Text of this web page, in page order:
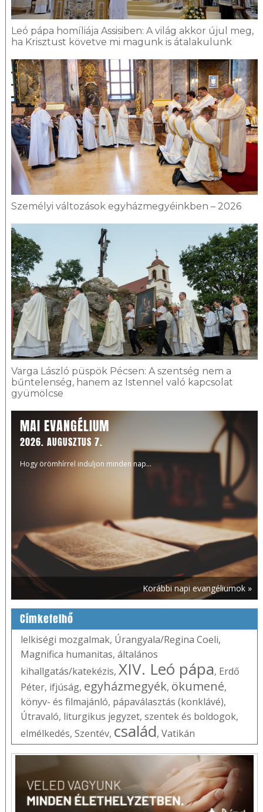
Leó pápa homíliája Assisiben: A világ akkor újul meg,
ha Krisztust követve mi magunk is átalakulunk
Személyi változások egyházmegyéinkben – 2026
Varga László püspök Pécsen: A szentség nem a
bűntelenség, hanem az Istennel való kapcsolat
gyümölcse
MAI EVANGÉLIUM
2026. AUGUSZTUS 7.
Hogy örömhírrel induljon minden nap...
Korábbi napi evangéliumok »
Címkefelhő
lelkiségi mozgalmak, Úrangyala/Regina Coeli,
Magnifica humanitas, általános
kihallgatás/katekézis, XIV. Leó pápa, Erdő
Péter, ifjúság, egyházmegyék, ökumené,
könyv- és filmajánló, pápaválasztás (konklávé),
Útravaló, liturgikus jegyzet, szentek és boldogok,
elmélkedés, Szentév, család, Vatikán